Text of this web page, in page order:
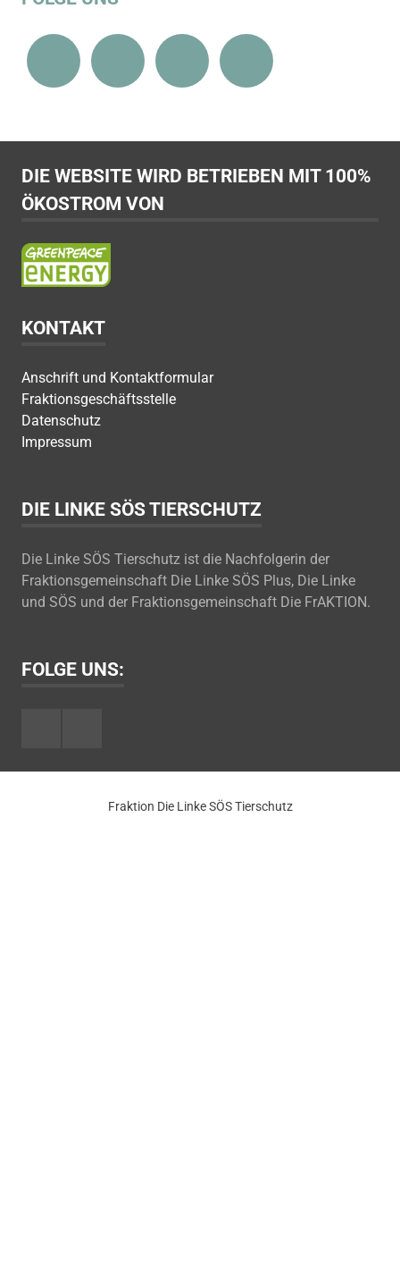
DIE WEBSITE WIRD BETRIEBEN MIT 100%
ÖKOSTROM VON
KONTAKT
Anschrift und Kontaktformular
Fraktionsgeschäftsstelle
Datenschutz
Impressum
DIE LINKE SÖS TIERSCHUTZ
Die Linke SÖS Tierschutz ist die Nachfolgerin der
Fraktionsgemeinschaft Die Linke SÖS Plus, Die Linke
und SÖS und der Fraktionsgemeinschaft Die FrAKTION.
FOLGE UNS:
Fraktion Die Linke SÖS Tierschutz